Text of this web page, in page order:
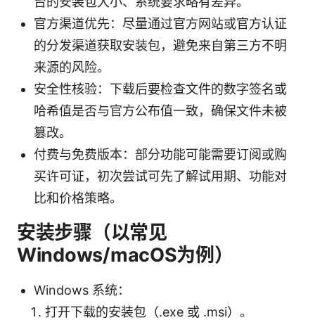
官方渠道优先：尽量通过官方网站或官方认证
的分发渠道获取安装包，避免来自第三方不明
来源的风险。
安全性核验：下载后要检查文件的数字签名或
哈希值是否与官方公布值一致，确保文件未被
篡改。
付费与免费版本：部分功能可能需要订阅或购
买许可证，初次尝试可先了解试用期、功能对
比和价格策略。
安装步骤（以常见
Windows/macOS为例）
Windows 系统：
打开下载的安装包（.exe 或 .msi）。